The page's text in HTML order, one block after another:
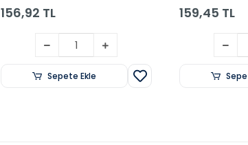
156,92 TL
Sepete Ekle
159,45 TL